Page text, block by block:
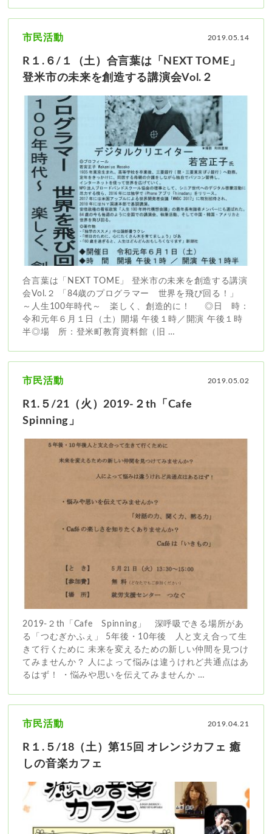
2019.05.14
市民活動
R１.６/１（土）合言葉は「NEXT TOME」
登米市の未来を創造する講演会Vol.２
合言葉は「NEXT TOME」 登米市の未来を創造する講演
会Vol.２ 「84歳のプログラマー 世界を飛び回る！」
～人生100年時代～ 楽しく、創造的に！ ◎日 時：
令和元年６月１日（土）開場 午後１時／開演 午後１時
半◎場 所：登米町教育資料館（旧 …
2019.05.02
市民活動
R1.５/21（火）2019-２th「Cafe
Spinning」
2019-２th「Cafe Spinning」 深呼吸できる場所があ
る「つむぎかふぇ」 5年後・10年後 人と支え合って生
きて行くために 未来を変えるための新しい仲間を見つけ
てみませんか？ 人によって悩みは違うけれど共通点はあ
るはず！ ・悩みや思いを伝えてみませんか …
2019.04.21
市民活動
R１.５/18（土）第15回 オレンジカフェ 癒
しの音楽カフェ